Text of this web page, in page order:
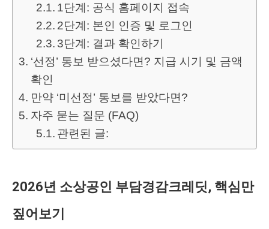
1단계: 공식 홈페이지 접속
2단계: 본인 인증 및 로그인
3단계: 결과 확인하기
‘선정’ 통보 받으셨다면? 지급 시기 및 금액
확인
만약 ‘미선정’ 통보를 받았다면?
자주 묻는 질문 (FAQ)
관련된 글:
2026년 소상공인 부담경감크레딧, 핵심만
짚어보기